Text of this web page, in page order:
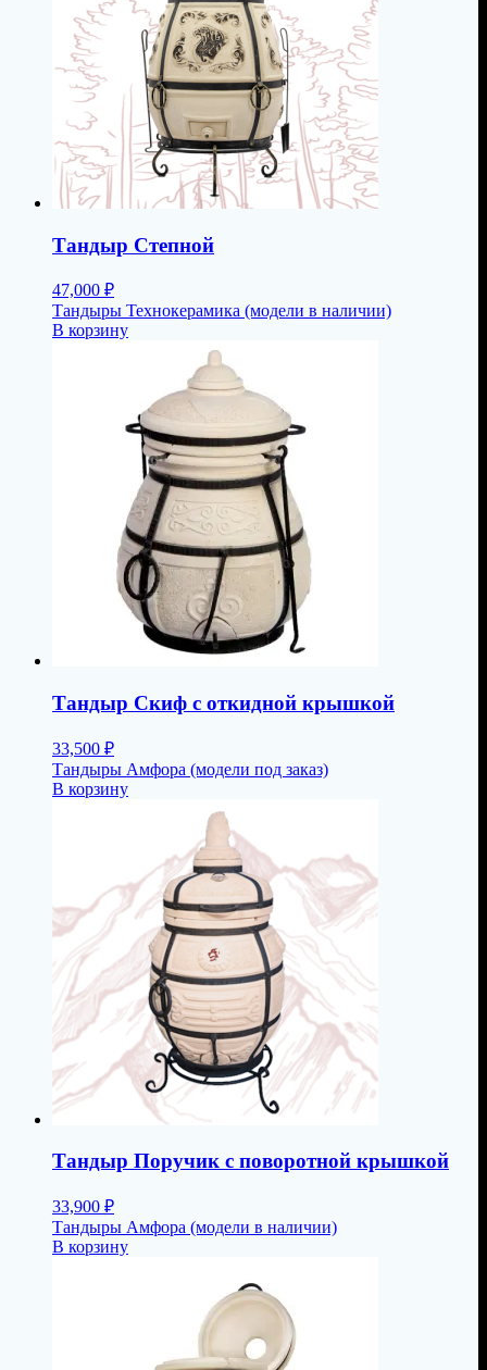
Тандыр Степной
47,000 ₽
Тандыры Технокерамика (модели в наличии)
В корзину
Тандыр Скиф с откидной крышкой
33,500 ₽
Тандыры Амфора (модели под заказ)
В корзину
Тандыр Поручик с поворотной крышкой
33,900 ₽
Тандыры Амфора (модели в наличии)
В корзину